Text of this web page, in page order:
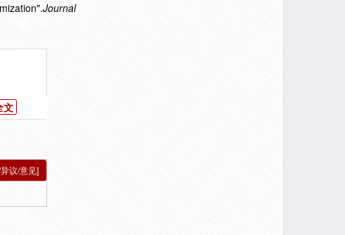
Journal
文
议/意见]